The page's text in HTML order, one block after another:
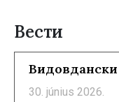
Вести
Видовдански
30. június 2026.